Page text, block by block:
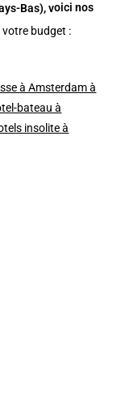
Bas), voici nos
budget :
à Amsterdam à
bateau à
insolite à